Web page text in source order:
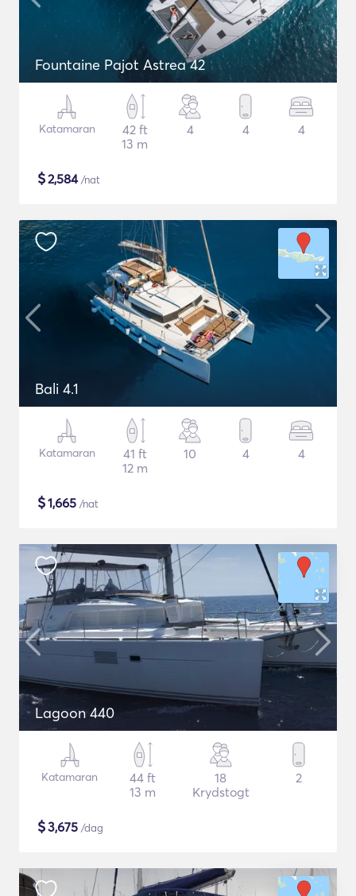
Fountaine Pajot Astrea 42
Katamaran
42 ft
13 m
4 4 4
$2,584/nat
Bali 4.1
Katamaran
41 ft
12 m
10 4 4
$1,665 /nat
Lagoon 440
Katamaran
44 ft
13 m
18
Krydstogt
2
$3,675 /dag